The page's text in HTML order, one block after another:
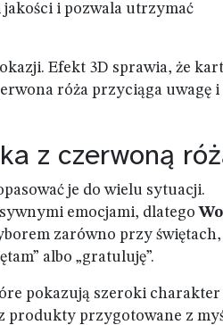
i pozwala utrzymać
Efekt 3D sprawia, że
róża przyciąga uwagę i
z czerwoną
je do wielu sytuacji.
emocjami, dlatego
zarówno przy
albo „gratuluję”.
pokazują szeroki charakter
produkty przygotowane z